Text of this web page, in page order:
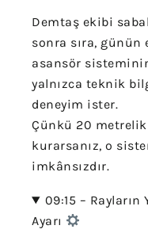
Demtaş ekibi
sonra sıra,
asansör
yalnızca teknik
deneyim ister.
Çünkü 20
kurarsanız, o
imkânsızdır.
09:15 –
Ayarı